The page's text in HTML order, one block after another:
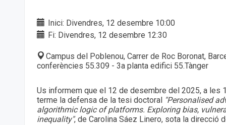
Inici: Divendres, 12 desembre 10:00
Fi: Divendres, 12 desembre 12:30
Campus del Poblenou, Carrer de Roc Boronat,
conferències 55.309 - 3a planta edifici 55.Tànger
Us informem que el 12 de desembre del 2025, a les
terme la defensa de la tesi doctoral "Personalised
algorithmic logic of platforms. Exploring bias,
inequality", de Carolina Sáez Linero, sota la direcció